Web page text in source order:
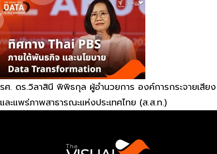
รศ. ดร.วิลาสินี พิพิธกุล ผู้อำนวยการ องค์การกระจายเสียง
และแพร่ภาพสาธารณะแห่งประเทศไทย (ส.ส.ท.)